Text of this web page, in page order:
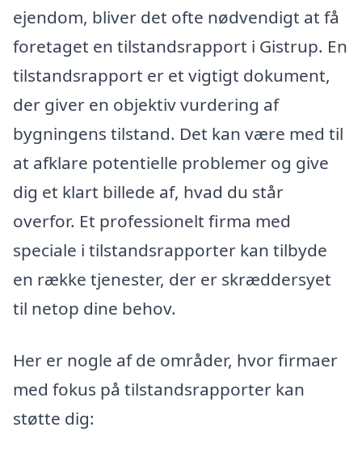
ejendom, bliver det ofte nødvendigt at få
foretaget en tilstandsrapport i Gistrup. En
tilstandsrapport er et vigtigt dokument,
der giver en objektiv vurdering af
bygningens tilstand. Det kan være med til
at afklare potentielle problemer og give
dig et klart billede af, hvad du står
overfor. Et professionelt firma med
speciale i tilstandsrapporter kan tilbyde
en række tjenester, der er skræddersyet
til netop dine behov.
Her er nogle af de områder, hvor firmaer
med fokus på tilstandsrapporter kan
støtte dig: